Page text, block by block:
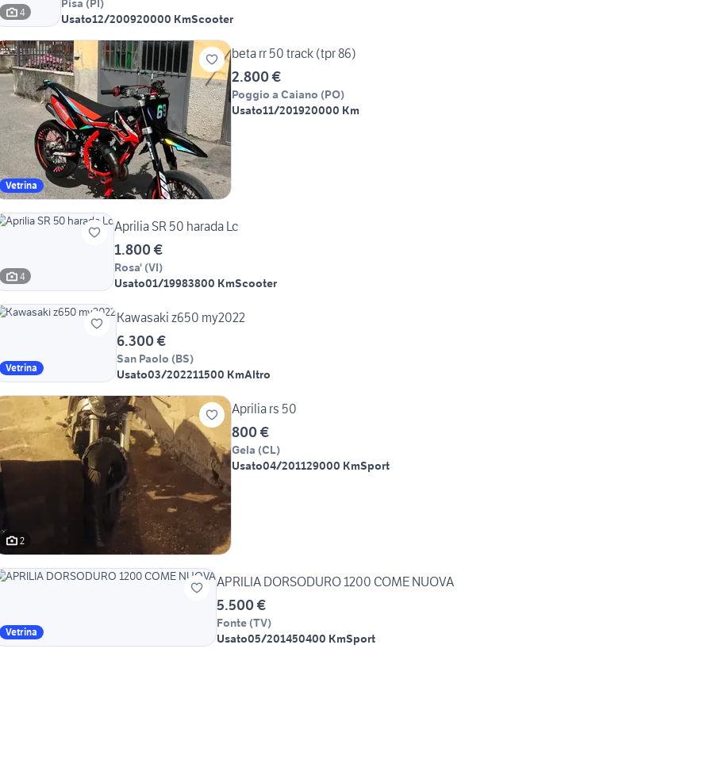
4
Pisa (PI)
Usato12/200920000 KmScooter
Vetrina
beta rr 50 track (tpr 86)
2.800 €
Poggio a Caiano (PO)
Usato11/201920000 Km
4
Aprilia SR 50 harada Lc
1.800 €
Rosa' (VI)
Usato01/19983800 KmScooter
Vetrina
Kawasaki z650 my2022
6.300 €
San Paolo (BS)
Usato03/202211500 KmAltro
2
Aprilia rs 50
800 €
Gela (CL)
Usato04/201129000 KmSport
Vetrina
APRILIA DORSODURO 1200 COME NUOVA
5.500 €
Fonte (TV)
Usato05/201450400 KmSport